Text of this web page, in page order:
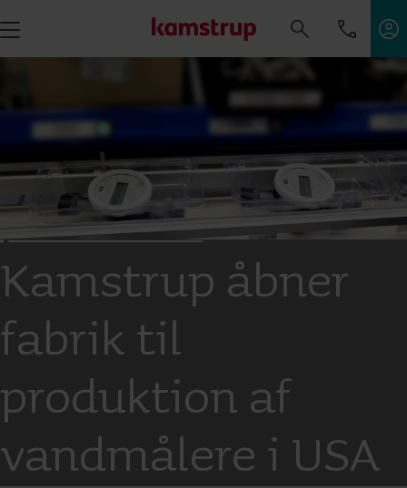
Kamstrup åbner
fabrik til
produktion af
vandmålere i USA